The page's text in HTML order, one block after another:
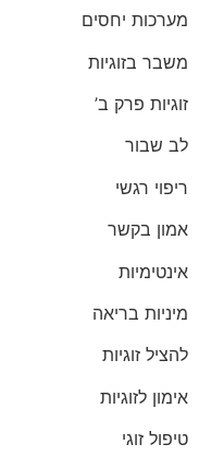
מערכות יחסים
משבר בזוגיות
זוגיות פרק ב’
לב שבור
ריפוי רגשי
אמון בקשר
אינטימיות
מיניות בריאה
להציל זוגיות
אימון לזוגיות
טיפול זוגי